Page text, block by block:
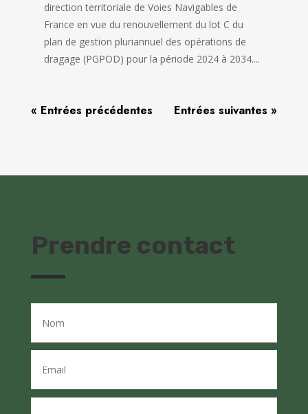
direction territoriale de Voies Navigables de
France en vue du renouvellement du lot C du
plan de gestion pluriannuel des opérations de
dragage (PGPOD) pour la période 2024 à 2034....
« Entrées précédentes Entrées suivantes »
Prendre contact